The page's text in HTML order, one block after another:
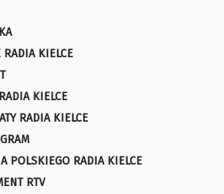
RADIA KIELCE
KIELCE
RADIA KIELCE
POLSKIEGO RADIA KIELCE
RTV